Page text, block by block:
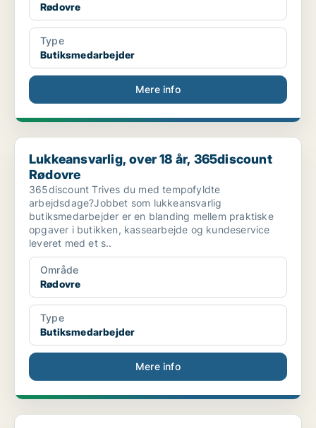
Rødovre
Type
Butiksmedarbejder
Mere info
Lukkeansvarlig, over 18 år, 365discount Rødovre
Lukkeansvarlig, over 18 år, 365discount
Rødovre
365discount Trives du med tempofyldte
arbejdsdage?Jobbet som lukkeansvarlig
butiksmedarbejder er en blanding mellem praktiske
opgaver i butikken, kassearbejde og kundeservice
leveret med et s..
Område
Rødovre
Type
Butiksmedarbejder
Mere info
Servicemedarbejder deltid, under 18 år, 365discoun...